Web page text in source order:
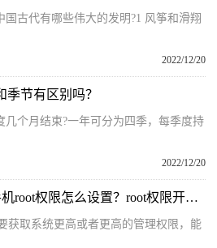
国古代有哪些伟大的发明?1 风筝和滑翔
2022/12/20
节有区别吗？
几个月结束?一年可分为四季，每季度持
2022/12/20
root权限是什么意思？手机root权限怎么设置？root权限开启教程
获取系统更高或者更高的管理权限，能